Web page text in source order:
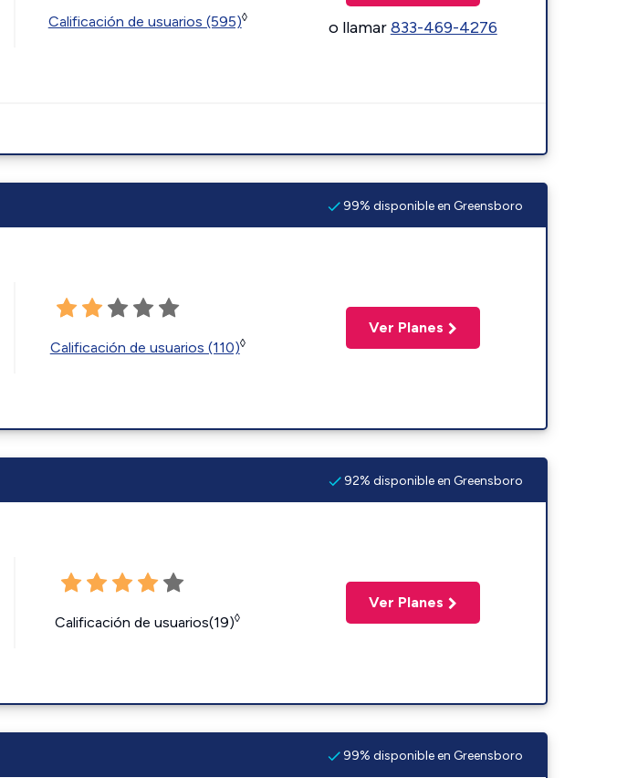
Calificación de usuarios (595)◊ o llamar833-469-4276
99% disponible en Greensboro
Calificación de usuarios (110)◊
Ver Planes
92% disponible en Greensboro
Calificación de usuarios(19)◊
Ver Planes
99% disponible en Greensboro